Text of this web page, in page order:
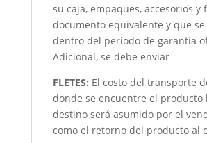
su caja, empaques, accesorios y
documento equivalente y que
dentro del periodo de garantía
Adicional, se debe enviar
FLETES: El costo del transporte
donde se encuentre el producto
destino será asumido por el
como el retorno del producto al